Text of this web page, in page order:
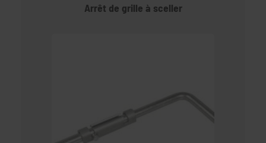
Arrêt de grille à sceller